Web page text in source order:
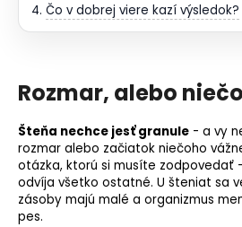
Čo v dobrej viere kazí výsledok?
Rozmar, alebo
Šteňa nechce jesť granule - a vy
rozmar alebo začiatok niečoho
otázka, ktorú si musíte zodpovedať
odvíja všetko ostatné. U šteniat sa
zásoby majú malé a organizmus
pes.